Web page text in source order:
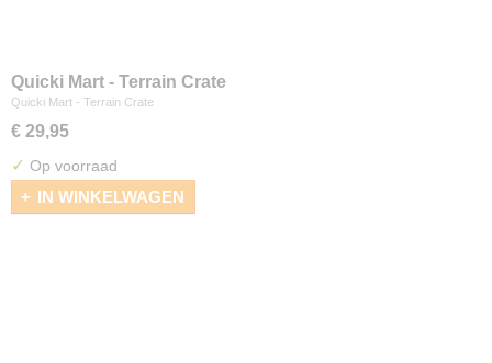
Quicki Mart - Terrain Crate
Quicki Mart - Terrain Crate
€ 29,95
✓ Op voorraad
IN WINKELWAGEN